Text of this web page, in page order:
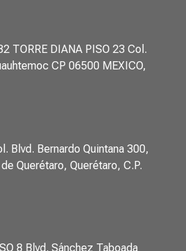
TORRE DIANA PISO 23 Col.
CP 06500 MEXICO,
Blvd. Bernardo Quintana 300,
Querétaro, Querétaro, C.P.
8 Blvd. Sánchez Taboada